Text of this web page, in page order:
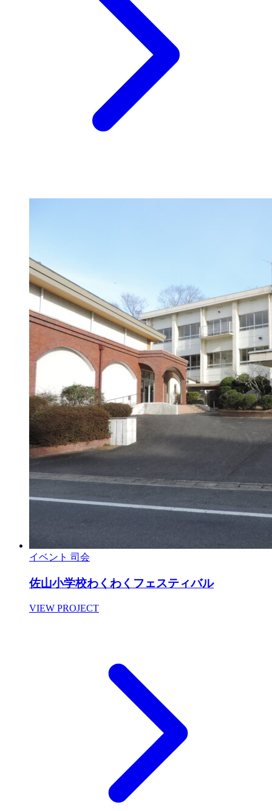
イベント 司会
佐山小学校わくわくフェスティバル
VIEW PROJECT